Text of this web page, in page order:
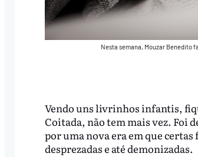
Nesta semana, Mouzar Benedito
Vendo uns livrinhos infantis,
Coitada, não tem mais vez. Foi
por uma nova era em que
desprezadas e até demonizadas.